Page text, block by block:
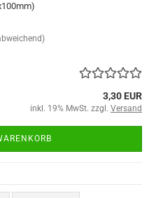
3,30 EUR
inkl. 19% MwSt. zzgl. Versand